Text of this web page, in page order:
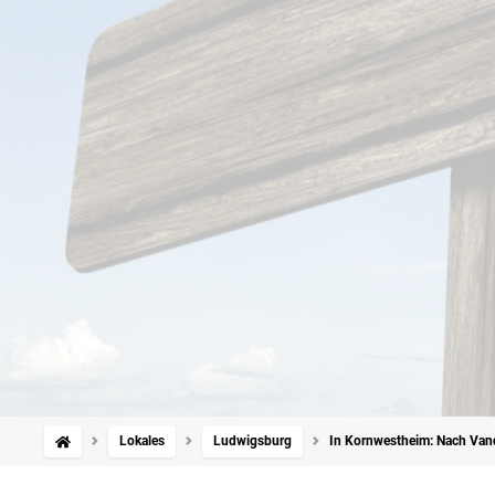
Lokales Ludwigsburg In Kornwestheim: Nach